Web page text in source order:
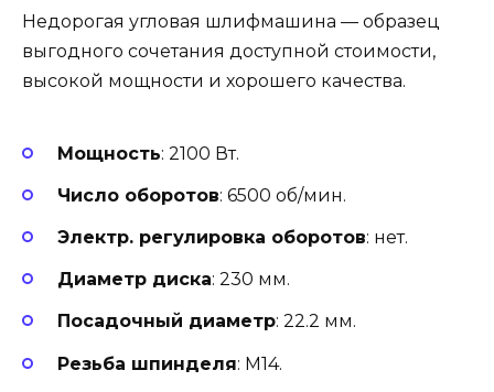
Недорогая угловая шлифмашина — образец
выгодного сочетания доступной стоимости,
высокой мощности и хорошего качества.
Мощность: 2100 Вт.
Число оборотов: 6500 об/мин.
Электр. регулировка оборотов: нет.
Диаметр диска: 230 мм.
Посадочный диаметр: 22.2 мм.
Резьба шпинделя: М14.